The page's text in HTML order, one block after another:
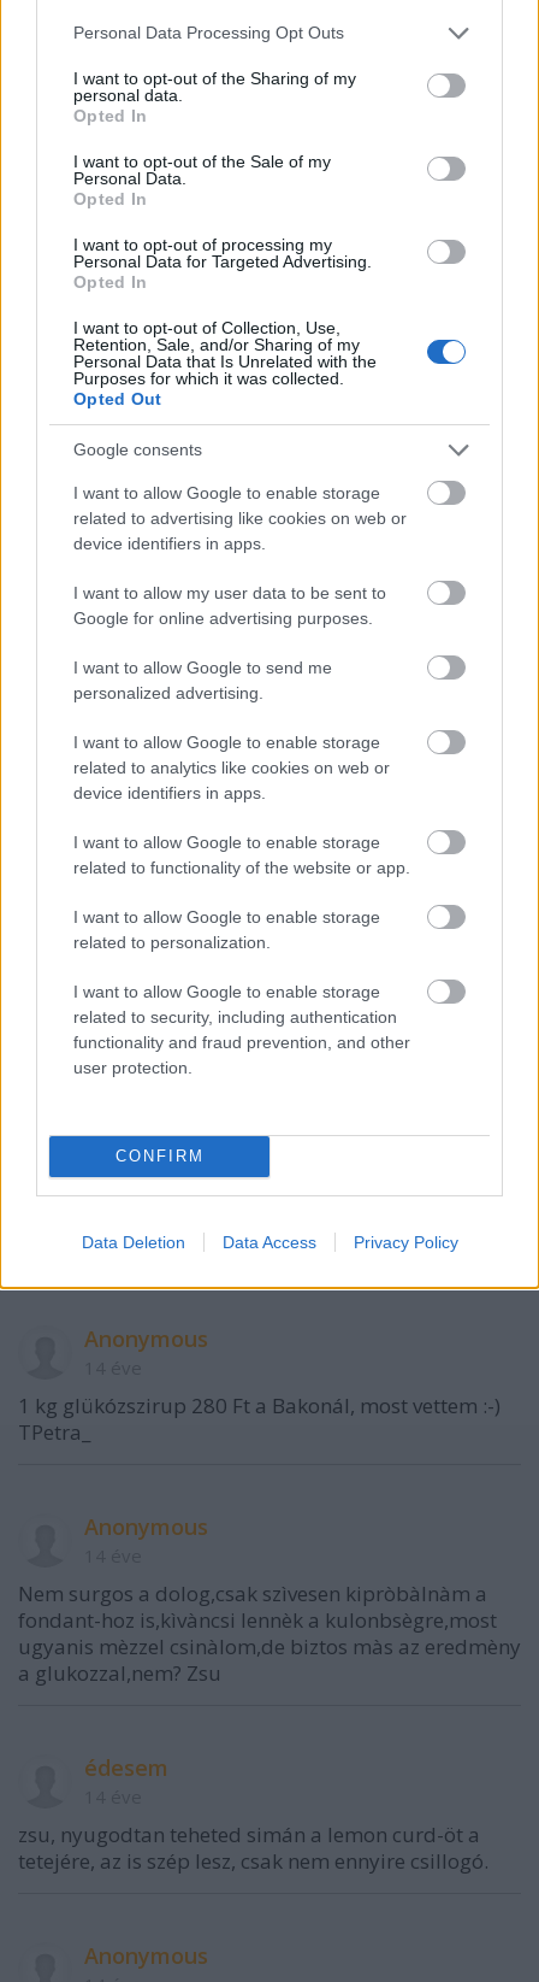
Please note that this website/app uses one or more Google
not limited to your visit or usage behaviour. You may click to
grant or deny consent to Google and its third-party tags to
use your data for below specified purposes in below Google
consent section.
Personal Data Processing Opt Outs
I want to opt-out of the Sharing of my
personal data.
Opted In
I want to opt-out of the Sale of my
Personal Data.
Opted In
I want to opt-out of processing my
Personal Data for Targeted Advertising.
Opted In
I want to opt-out of Collection, Use,
Retention, Sale, and/or Sharing of my
Personal Data that Is Unrelated with the
Purposes for which it was collected.
Opted Out
Google consents
I want to allow Google to enable storage
related to advertising like cookies on web or
device identifiers in apps.
I want to allow my user data to be sent to
Google for online advertising purposes.
I want to allow Google to send me
personalized advertising.
I want to allow Google to enable storage
related to analytics like cookies on web or
device identifiers in apps.
I want to allow Google to enable storage
related to functionality of the website or app.
I want to allow Google to enable storage
related to personalization.
I want to allow Google to enable storage
related to security, including authentication
functionality and fraud prevention, and other
user protection.
CONFIRM
Data Deletion Data Access Privacy Policy
Viszlát Húsvét! Karamellizált banános
kalácspuding
minikalács
Budapest cheesecake: A tiéd a legjobb?
Segítsüti 2015 ősz: Csokis citromtorta
blog.hu
A hozzászóláshoz be kell lépned!
VAGY
édesem
jó vétel! :-)
Anonymous
1 kg glükózszirup 280 Ft a Bakonál, most vettem :-)
TPetra_
Anonymous
Nem surgos a dolog,csak szìvesen kipròbàlnàm a
fondant-hoz is,kìvàncsi lennèk a kulonbsègre,most
ugyanis mèzzel csinàlom,de biztos màs az eredmèny
a glukozzal,nem? Zsu
édesem
zsu, nyugodtan teheted simán a lemon curd-öt a
tetejére, az is szép lesz, csak nem ennyire csillogó.
Anonymous